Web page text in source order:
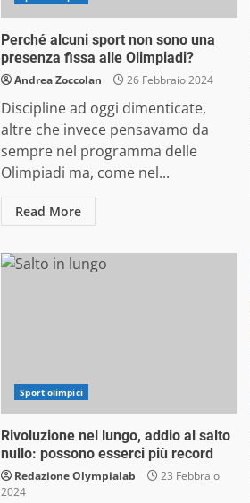
Perché alcuni sport non sono una
presenza fissa alle Olimpiadi?
Andrea Zoccolan 26 Febbraio 2024
Discipline ad oggi dimenticate,
altre che invece pensavamo da
sempre nel programma delle
Olimpiadi ma, come nel...
Read More
Sport olimpici
Rivoluzione nel lungo, addio al salto
nullo: possono esserci più record
Redazione Olympialab
23 Febbraio
2024